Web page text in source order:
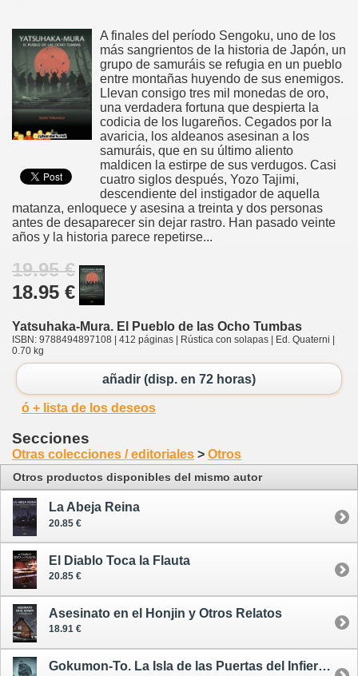
A finales del período Sengoku, uno de los
más sangrientos de la historia de Japón, un
grupo de samuráis se refugia en un pueblo
entre montañas huyendo de sus enemigos.
Llevan consigo tres mil monedas de oro,
una verdadera fortuna que despierta la
codicia de los lugareños. Cegados por la
avaricia, los aldeanos asesinan a los
samuráis, que en su último aliento
maldicen la estirpe de sus verdugos. Casi
cuatro siglos después, Yozo Tajimi,
descendiente del instigador de aquella
matanza, enloquece y asesina a treinta y dos personas
antes de desaparecer sin dejar rastro. Han pasado veinte
años y la historia parece repetirse...
19.95 €
18.95 €
Yatsuhaka-Mura. El Pueblo de las Ocho Tumbas
ISBN: 9788494897108 | 412 páginas | Rústica con solapas | Ed. Quaterni |
0.70 kg
añadir (disp. en 72 horas)
ó + lista de los deseos
Secciones
Otras colecciones / editoriales > Otros
Otros productos disponibles del mismo autor
La Abeja Reina
20.85 €
El Diablo Toca la Flauta
20.85 €
Asesinato en el Honjin y Otros Relatos
18.91 €
Gokumon-To. La Isla de las Puertas del Infierno